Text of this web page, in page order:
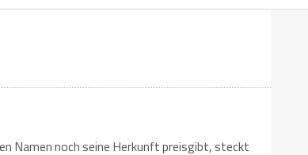
Namen noch seine Herkunft preisgibt, steckt